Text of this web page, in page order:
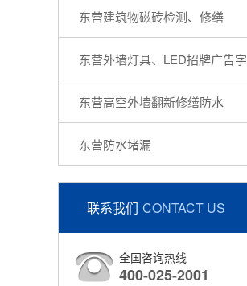
东营‎建筑物磁砖检测、修缮‎
东营‎外墙灯具、LED招牌广告字‎
东营‎高空外墙翻新修缮防水‎
东营防水堵漏
联系我们 CONTACT US
全国咨询热线
400-025-2001